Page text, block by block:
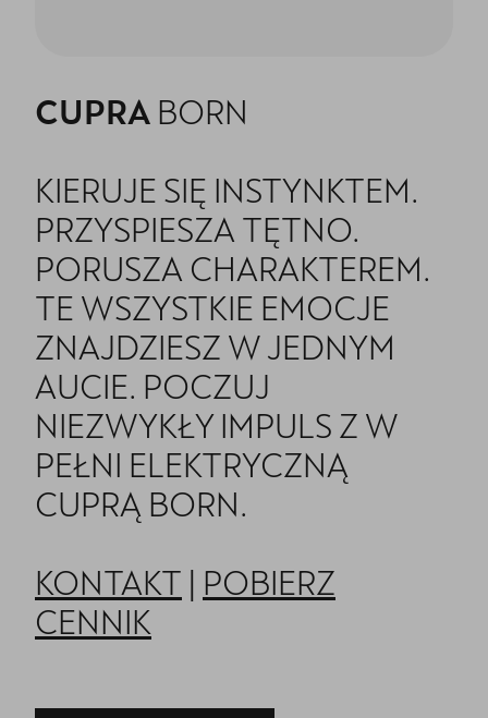
CUPRA BORN
KIERUJE SIĘ INSTYNKTEM.
PRZYSPIESZA TĘTNO.
PORUSZA CHARAKTEREM.
TE WSZYSTKIE EMOCJE
ZNAJDZIESZ W JEDNYM
AUCIE. POCZUJ
NIEZWYKŁY IMPULS Z W
PEŁNI ELEKTRYCZNĄ
CUPRĄ BORN.
KONTAKT | POBIERZ
CENNIK